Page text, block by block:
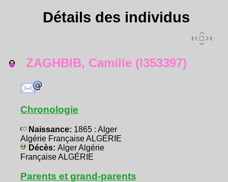
Détails des individus
ZAGHBIB, Camille (I353397)
Chronologie
Naissance: 1865 : Alger
Algérie Française ALGÉRIE
Décès: Alger Algérie
Française ALGÉRIE
Parents et grand-parents